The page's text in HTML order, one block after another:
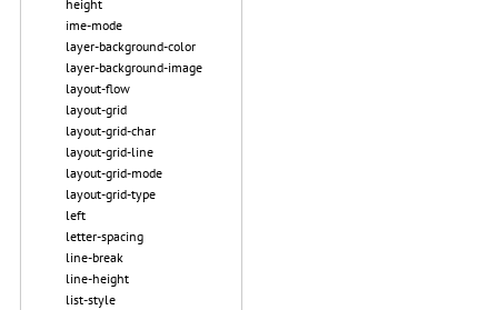
height
ime-mode
layer-background-color
layer-background-image
layout-flow
layout-grid
layout-grid-char
layout-grid-line
layout-grid-mode
layout-grid-type
left
letter-spacing
line-break
line-height
list-style